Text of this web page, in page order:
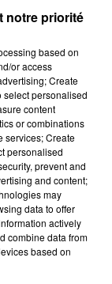
Cet été, un
notre priorité
based on
or access
Create
select personalised
content
or combinations
services; Create
personalised
prevent and
and content;
may
data to offer
actively
combine data from
based on